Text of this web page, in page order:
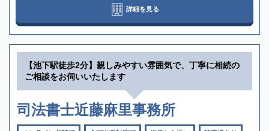
詳細を見る
【池下駅徒歩2分】親しみやすい雰囲気で、丁寧に相続の
ご相談をお伺いいたします
司法書士近藤麻里事務所